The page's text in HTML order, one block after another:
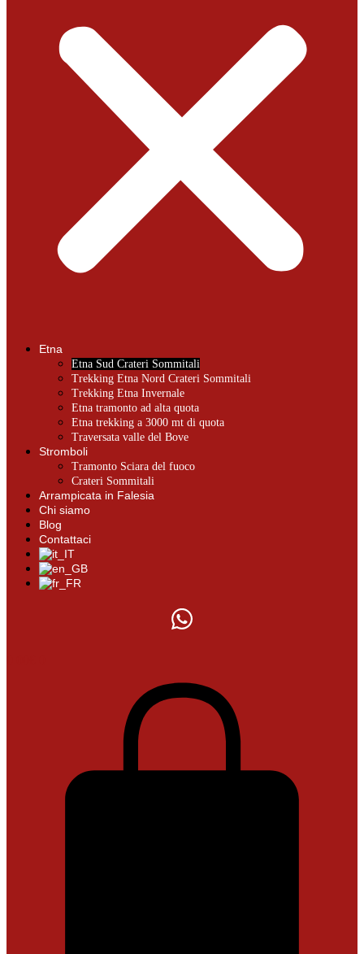
Etna
Etna Sud Crateri Sommitali
Trekking Etna Nord Crateri Sommitali
Trekking Etna Invernale
Etna tramonto ad alta quota
Etna trekking a 3000 mt di quota
Traversata valle del Bove
Stromboli
Tramonto Sciara del fuoco
Crateri Sommitali
Arrampicata in Falesia
Chi siamo
Blog
Contattaci